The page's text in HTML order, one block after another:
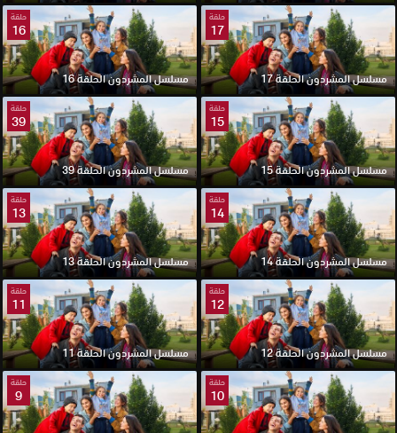
حلقة
17
مسلسل المشردون الحلقة 17
حلقة
16
مسلسل المشردون الحلقة 16
حلقة
15
مسلسل المشردون الحلقة 15
حلقة
39
مسلسل المشردون الحلقة 39
حلقة
14
مسلسل المشردون الحلقة 14
حلقة
13
مسلسل المشردون الحلقة 13
حلقة
12
مسلسل المشردون الحلقة 12
حلقة
11
مسلسل المشردون الحلقة 11
حلقة
10
حلقة
9